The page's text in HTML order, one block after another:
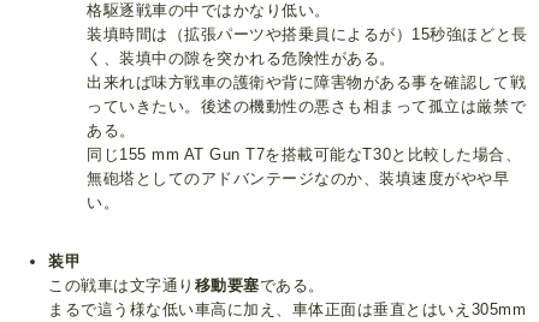
格駆逐戦車の中ではかなり低い。
装填時間は（拡張パーツや搭乗員によるが）15秒強ほどと長
く、装填中の隙を突かれる危険性がある。
出来れば味方戦車の護衛や背に障害物がある事を確認して戦
っていきたい。後述の機動性の悪さも相まって孤立は厳禁で
ある。
同じ155 mm AT Gun T7を搭載可能なT30と比較した場合、
無砲塔としてのアドバンテージなのか、装填速度がやや早
い。
装甲
この戦車は文字通り 移動要塞である。
まるで這う様な低い車高に加え、車体正面は垂直とはいえ305mm